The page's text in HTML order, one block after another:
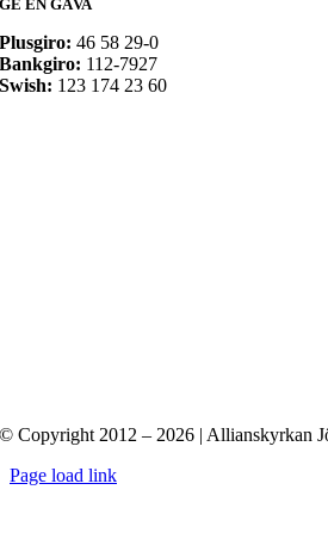
GE EN GÅVA
Plusgiro: 46 58 29-0
Bankgiro: 112-7927
Swish: 123 174 23 60
© Copyright 2012 – 2026 | Allianskyrkan
Page load link